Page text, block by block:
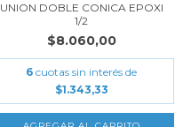
UNION DOBLE CONICA EPOXI
1/2
$8.060,00
6 cuotas sin interés de
$1.343,33